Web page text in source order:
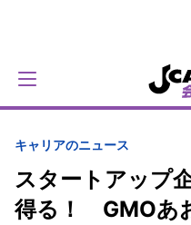
キャリアのニュース
スタートアップ
得る！ GMOあ